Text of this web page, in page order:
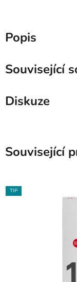
Popis
Související
Diskuze
Související
TIP